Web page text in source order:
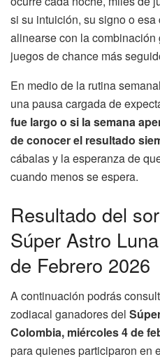
si su intuición, su signo o
alinearse con la
juegos de chance más
En medio de la rutina
una pausa cargada de
fue largo o si la semana
de conocer el resultado
cábalas y la esperanza de
cuando menos se espera.
Resultado del
Súper Astro
de Febrero 2026
A continuación podrás
zodiacal ganadores del
Colombia, miércoles 4 de
para quienes participaron en